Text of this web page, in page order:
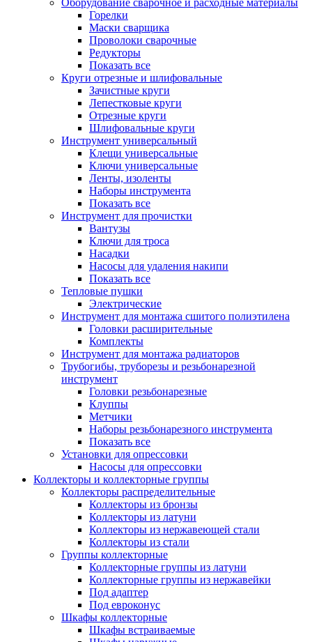
Оборудование сварочное и расходные материалы
Горелки
Маски сварщика
Проволоки сварочные
Редукторы
Показать все
Круги отрезные и шлифовальные
Зачистные круги
Лепестковые круги
Отрезные круги
Шлифовальные круги
Инструмент универсальный
Клещи универсальные
Ключи универсальные
Ленты, изоленты
Наборы инструмента
Показать все
Инструмент для прочистки
Вантузы
Ключи для троса
Насадки
Насосы для удаления накипи
Показать все
Тепловые пушки
Электрические
Инструмент для монтажа сшитого полиэтилена
Головки расширительные
Комплекты
Инструмент для монтажа радиаторов
Трубогибы, труборезы и резьбонарезной
инструмент
Головки резьбонарезные
Клуппы
Метчики
Наборы резьбонарезного инструмента
Показать все
Установки для опрессовки
Насосы для опрессовки
Коллекторы и коллекторные группы
Коллекторы распределительные
Коллекторы из бронзы
Коллекторы из латуни
Коллекторы из нержавеющей стали
Коллекторы из стали
Группы коллекторные
Коллекторные группы из латуни
Коллекторные группы из нержавейки
Под адаптер
Под евроконус
Шкафы коллекторные
Шкафы встраиваемые